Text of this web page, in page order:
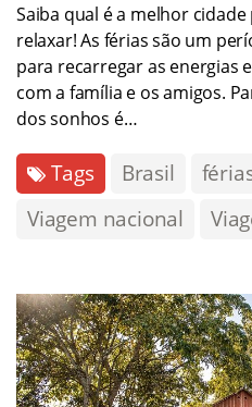
Saiba qual é a melhor
relaxar! As férias são um
para recarregar as energias
com a família e os amigos.
dos sonhos é…
Tags Brasil
Viagem nacional